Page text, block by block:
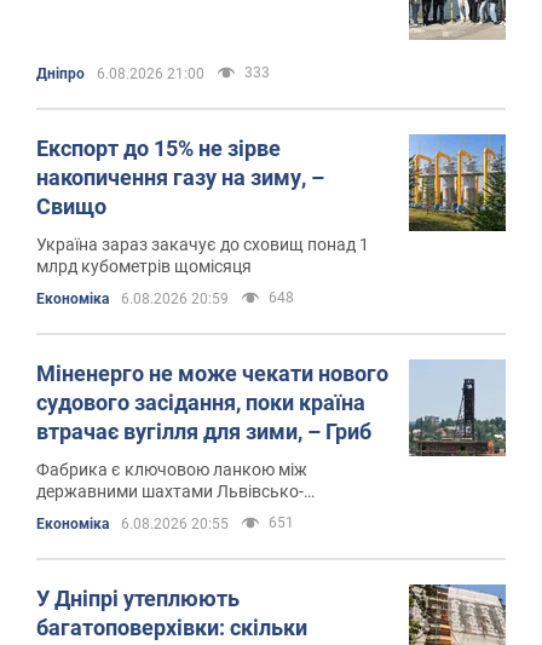
Дніпро 6.08.2026 21:00 333
Експорт до 15% не зірве
накопичення газу на зиму, –
Свищо
Україна зараз закачує до сховищ понад 1
млрд кубометрів щомісяця
Економіка 6.08.2026 20:59 648
Міненерго не може чекати нового
судового засідання, поки країна
втрачає вугілля для зими, – Гриб
Фабрика є ключовою ланкою між
державними шахтами Львівсько-
Волинського басейну та тепловими
електростанціями
Економіка 6.08.2026 20:55 651
У Дніпрі утеплюють
багатоповерхівки: скільки